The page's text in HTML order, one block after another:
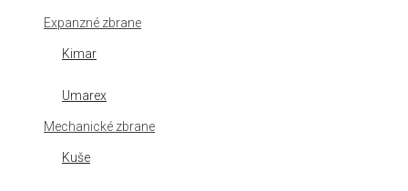
Expanzné zbrane
Kimar
Umarex
Mechanické zbrane
Kuše